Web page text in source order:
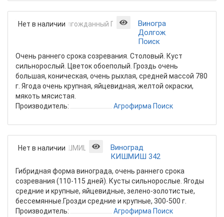
Нет в наличии
Виноград
Долгожданный
Поиск
Очень раннего срока созревания. Столовый. Куст
сильнорослый. Цветок обоеполый. Гроздь очень
большая, коническая, очень рыхлая, средней массой 780
г. Ягода очень крупная, яйцевидная, желтой окраски,
мякоть мясистая.
Производитель:
Агрофирма Поиск
Нет в наличии
Виноград
КИШМИШ 342
Гибридная форма винограда, очень раннего срока
созревания (110-115 дней). Кусты сильнорослые. Ягоды
средние и крупные, яйцевидные, зелено-золотистые,
бессемянные.Грозди средние и крупные, 300-500 г.
Производитель:
Агрофирма Поиск